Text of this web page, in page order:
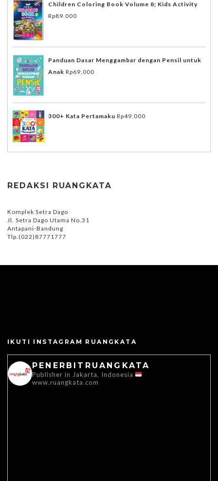
Children Coloring Book Volume 8; Kids Activity
Rp89.000
Panduan Dasar Menggambar dengan Pensil untuk
Anak Rp69.000
300+ Kata Pertamaku Rp49.000
REDAKSI RUANGKATA
Komplek Setra Dago
Jl. Setra Dago Utama No.31
Antapani-Bandung
Tlp.(022)87771777
IKUTI INSTAGRAM RUANGKATA
PENERBITRUANGKATA
Publisher in Jakarta, Indonesia
www.ruangkata.com